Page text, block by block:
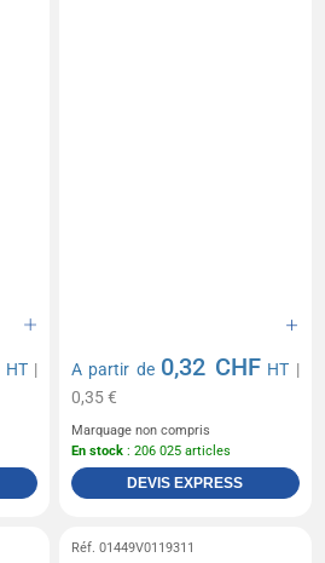
HT|
A partir de 0,32 CHF HT |
0,35 €
Marquage non compris
En stock : 206 025 articles
DEVIS EXPRESS
Réf. 01449V0119311